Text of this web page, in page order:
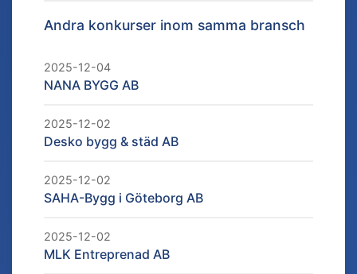
Andra konkurser inom samma bransch
2025-12-04
NANA BYGG AB
2025-12-02
Desko bygg & städ AB
2025-12-02
SAHA-Bygg i Göteborg AB
2025-12-02
MLK Entreprenad AB